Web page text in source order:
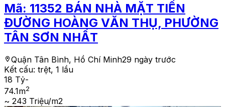
Mã: 11352 BÁN NHÀ MẶT TIỀN
ĐƯỜNG HOÀNG VĂN THỤ, PHƯỜNG
TÂN SƠN NHẤT
Quận Tân Bình, Hồ Chí Minh29 ngày trước
Kết cấu: trệt, 1 lầu
18 Tỷ-
74.1m2
~ 243 Triệu/m2